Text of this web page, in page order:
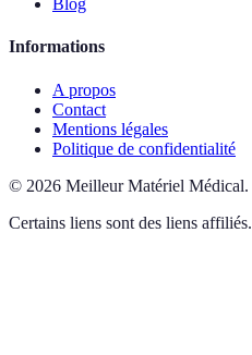
Blog
Informations
A propos
Contact
Mentions légales
Politique de confidentialité
© 2026 Meilleur Matériel Médical.
Certains liens sont des liens affiliés.